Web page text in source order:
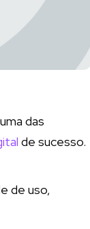
das
de sucesso.
de uso,